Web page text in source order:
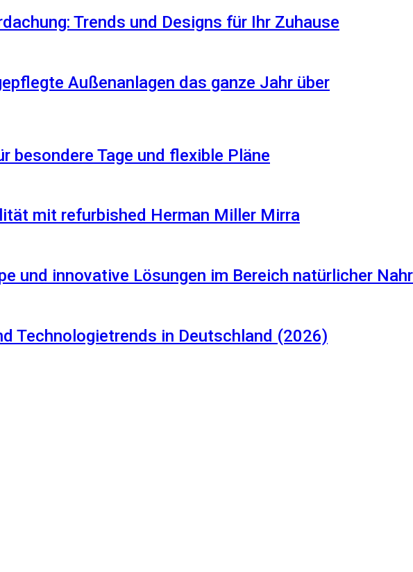
Trends und Designs für Ihr Zuhause
Außenanlagen das ganze Jahr über
besondere Tage und flexible Pläne
mit refurbished Herman Miller Mirra
und innovative Lösungen im Bereich natürlicher
Technologietrends in Deutschland (2026)